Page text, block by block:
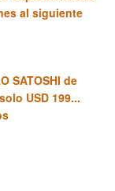
al siguiente
SATOSHI de
USD 199...